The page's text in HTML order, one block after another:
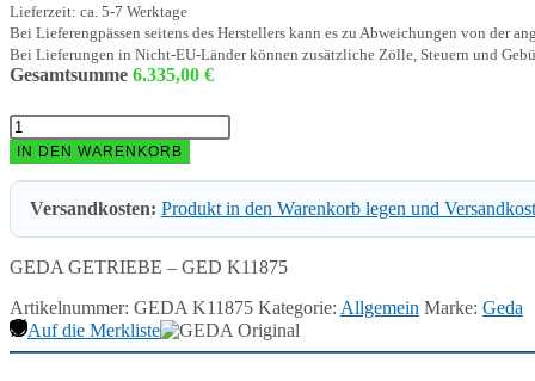
Lieferzeit: ca. 5-7 Werktage
Bei Lieferengpässen seitens des Herstellers kann es zu Abweichungen von der
Bei Lieferungen in Nicht-EU-Länder können zusätzliche Zölle, Steuern und
Gesamtsumme 6.335,00 €
GEDA
GETRIEBE
-
GED
K11875
Menge
IN DEN WARENKORB
Versandkosten: Produkt in den Warenkorb legen und
GEDA GETRIEBE – GED K11875
Artikelnummer: GEDA K11875 Kategorie: Allgemein Marke: Geda
Auf die Merkliste